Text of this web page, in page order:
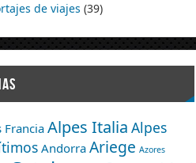
de viajes (39)
Francia Alpes Italia Alpes
Andorra Ariege Azores